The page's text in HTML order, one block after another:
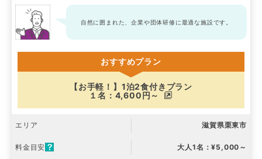
自然に囲まれた、企業や団体研修に最適な施設です。
おすすめプラン
【お手軽！】1泊2食付きプラン
１名：4,600円～
エリア 滋賀県栗東市
料金目安 大人1名：¥5,000～